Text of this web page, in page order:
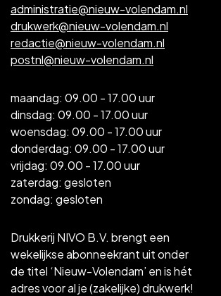
Drukkerij NIVO B.V. brengt een
wekelijkse abonneekrant uit onder
de titel ‘Nieuw-Volendam’ en is hét
adres voor al je (zakelijke) drukwerk!
administratie@nieuw-volendam.nl
drukwerk@nieuw-volendam.nl
redactie@nieuw-volendam.nl
postnl@nieuw-volendam.nl
maandag: 09.00 - 17.00 uur
dinsdag: 09.00 - 17.00 uur
woensdag: 09.00 - 17.00 uur
donderdag: 09.00 - 17.00 uur
vrijdag: 09.00 - 17.00 uur
zaterdag: gesloten
zondag: gesloten